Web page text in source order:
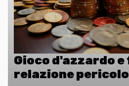
Gioco d'azzardo e
relazione